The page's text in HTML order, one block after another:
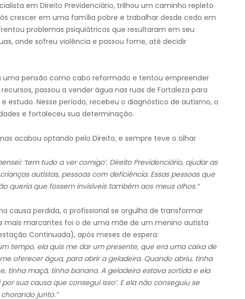
em Direito Previdenciário, trilhou um caminho repleto
crescer em uma família pobre e trabalhar desde cedo em
problemas psiquiátricos que resultaram em seu
onde sofreu violência e passou fome, até decidir
pensão como cabo reformado e tentou empreender
passou a vender água nas ruas de Fortaleza para
estudo. Nesse período, recebeu o diagnóstico de autismo, o
e fortaleceu sua determinação.
acabou optando pelo Direito, e sempre teve o olhar
‘tem tudo a ver comigo’. Direito Previdenciário, ajudar as
autistas, pessoas com deficiência. Essas pessoas que
queria que fossem invisíveis também aos meus olhos.”
causa perdida, o profissional se orgulha de transformar
mais marcantes foi o de uma mãe de um menino autista
Continuada), após meses de espera:
tempo, ela quis me dar um presente, que era uma caixa de
oferecer água, para abrir a geladeira. Quando abriu, tinha
tinha maçã, tinha banana. A geladeira estava sortida e ela
sua causa que consegui isso’. E ela não conseguiu se
junto.”